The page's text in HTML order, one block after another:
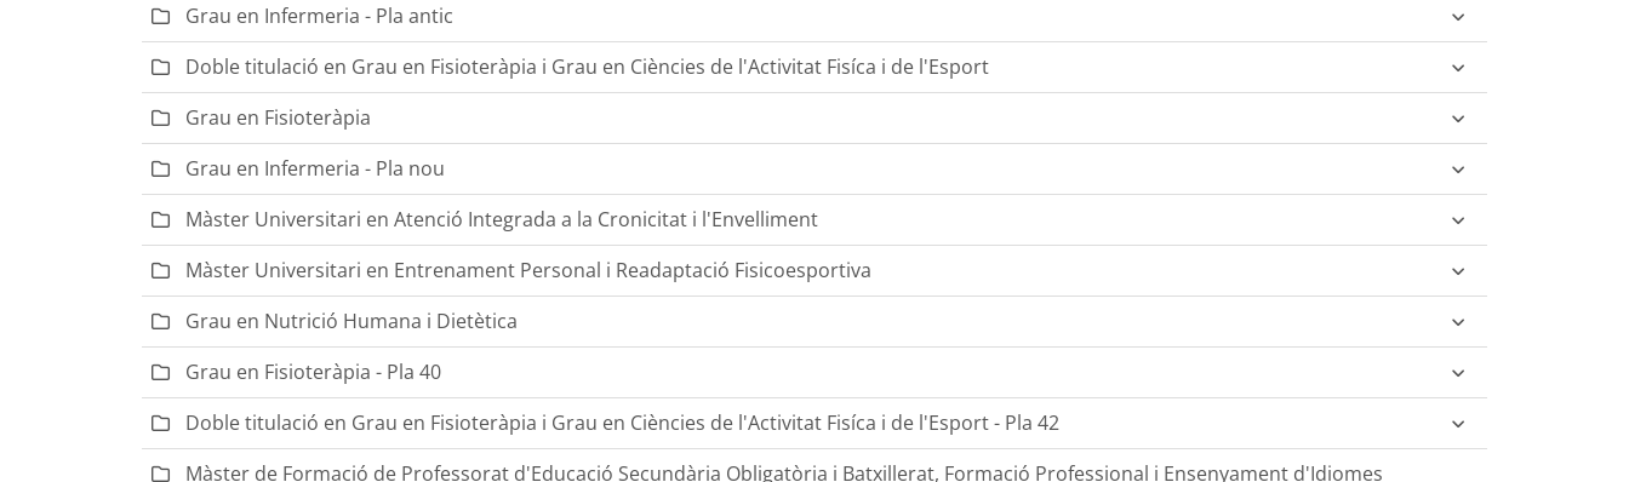
Grau en Infermeria - Pla antic
Doble titulació en Grau en Fisioteràpia i Grau en Ciències de l'Activitat Fisíca i de l'Esport
Grau en Fisioteràpia
Grau en Infermeria - Pla nou
Màster Universitari en Atenció Integrada a la Cronicitat i l'Envelliment
Màster Universitari en Entrenament Personal i Readaptació Fisicoesportiva
Grau en Nutrició Humana i Dietètica
Grau en Fisioteràpia - Pla 40
Doble titulació en Grau en Fisioteràpia i Grau en Ciències de l'Activitat Fisíca i de l'Esport - Pla 42
Màster de Formació de Professorat d'Educació Secundària Obligatòria i Batxillerat, Formació Professional i Ensenyament d'Idiomes